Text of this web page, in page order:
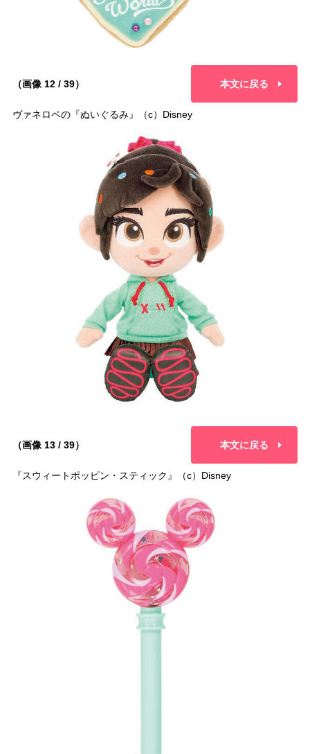
（画像 12 / 39） 本文に戻る
ヴァネロペの『ぬいぐるみ』（c）Disney
（画像 13 / 39） 本文に戻る
『スウィートポッピン・スティック』（c）Disney